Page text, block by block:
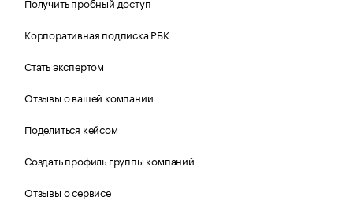
Корпоративная подписка РБК
Стать экспертом
Отзывы о вашей компании
Поделиться кейсом
Создать профиль группы компаний
Отзывы о сервисе